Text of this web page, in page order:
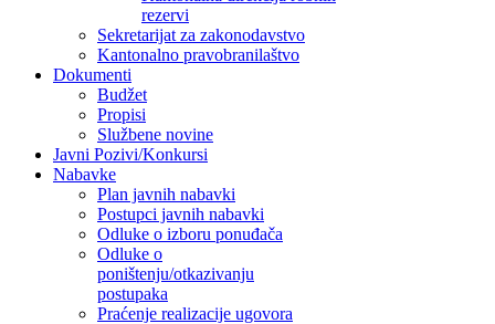
rezervi
Sekretarijat za zakonodavstvo
Kantonalno pravobranilaštvo
Dokumenti
Budžet
Propisi
Službene novine
Javni Pozivi/Konkursi
Nabavke
Plan javnih nabavki
Postupci javnih nabavki
Odluke o izboru ponuđača
Odluke o
poništenju/otkazivanju
postupaka
Praćenje realizacije ugovora